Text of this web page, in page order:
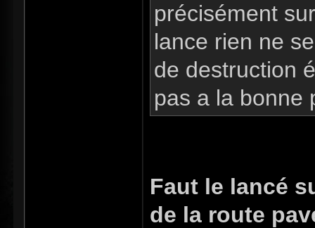
précisément
lance rien ne
de destruction
pas a la bonne
Faut le lancé
de la route